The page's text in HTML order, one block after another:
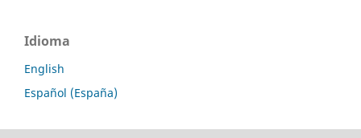
Idioma
English
Español (España)